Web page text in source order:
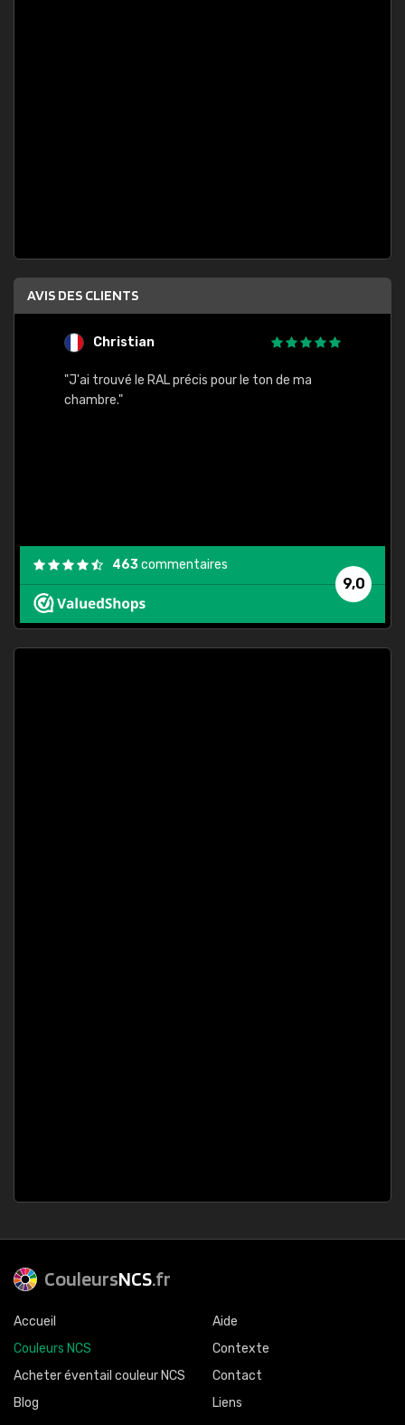
AVIS DES CLIENTS
Christian
"J'ai trouvé le RAL précis pour le ton de ma
chambre."
9,0
463commentaires
CouleursNCS.fr
Accueil
Couleurs NCS
Acheter éventail couleur NCS
Blog
Aide
Contexte
Contact
Liens